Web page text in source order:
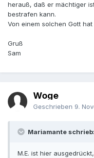
herauß, daß er mächtiger
bestrafen kann.
Von einem solchen Gott
Gruß
Sam
Woge
Geschrieben 9.
Mariamante schrieb:
M.E. ist hier